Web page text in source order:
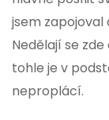
jsem
Nedělají se
tohle je v
neproplácí.